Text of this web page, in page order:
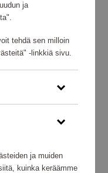
ja
tehdä sen milloin
-linkkiä sivu.
ja muiden
kuinka keräämme